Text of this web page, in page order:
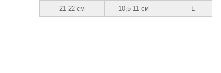
21-22 см 10,5-11 см L